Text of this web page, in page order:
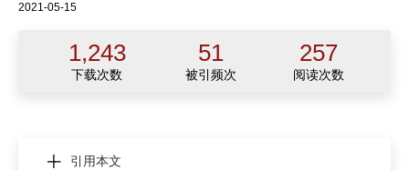
2021-05-15
1,243 51 257
下载次数 被引频次 阅读次数
引用本文